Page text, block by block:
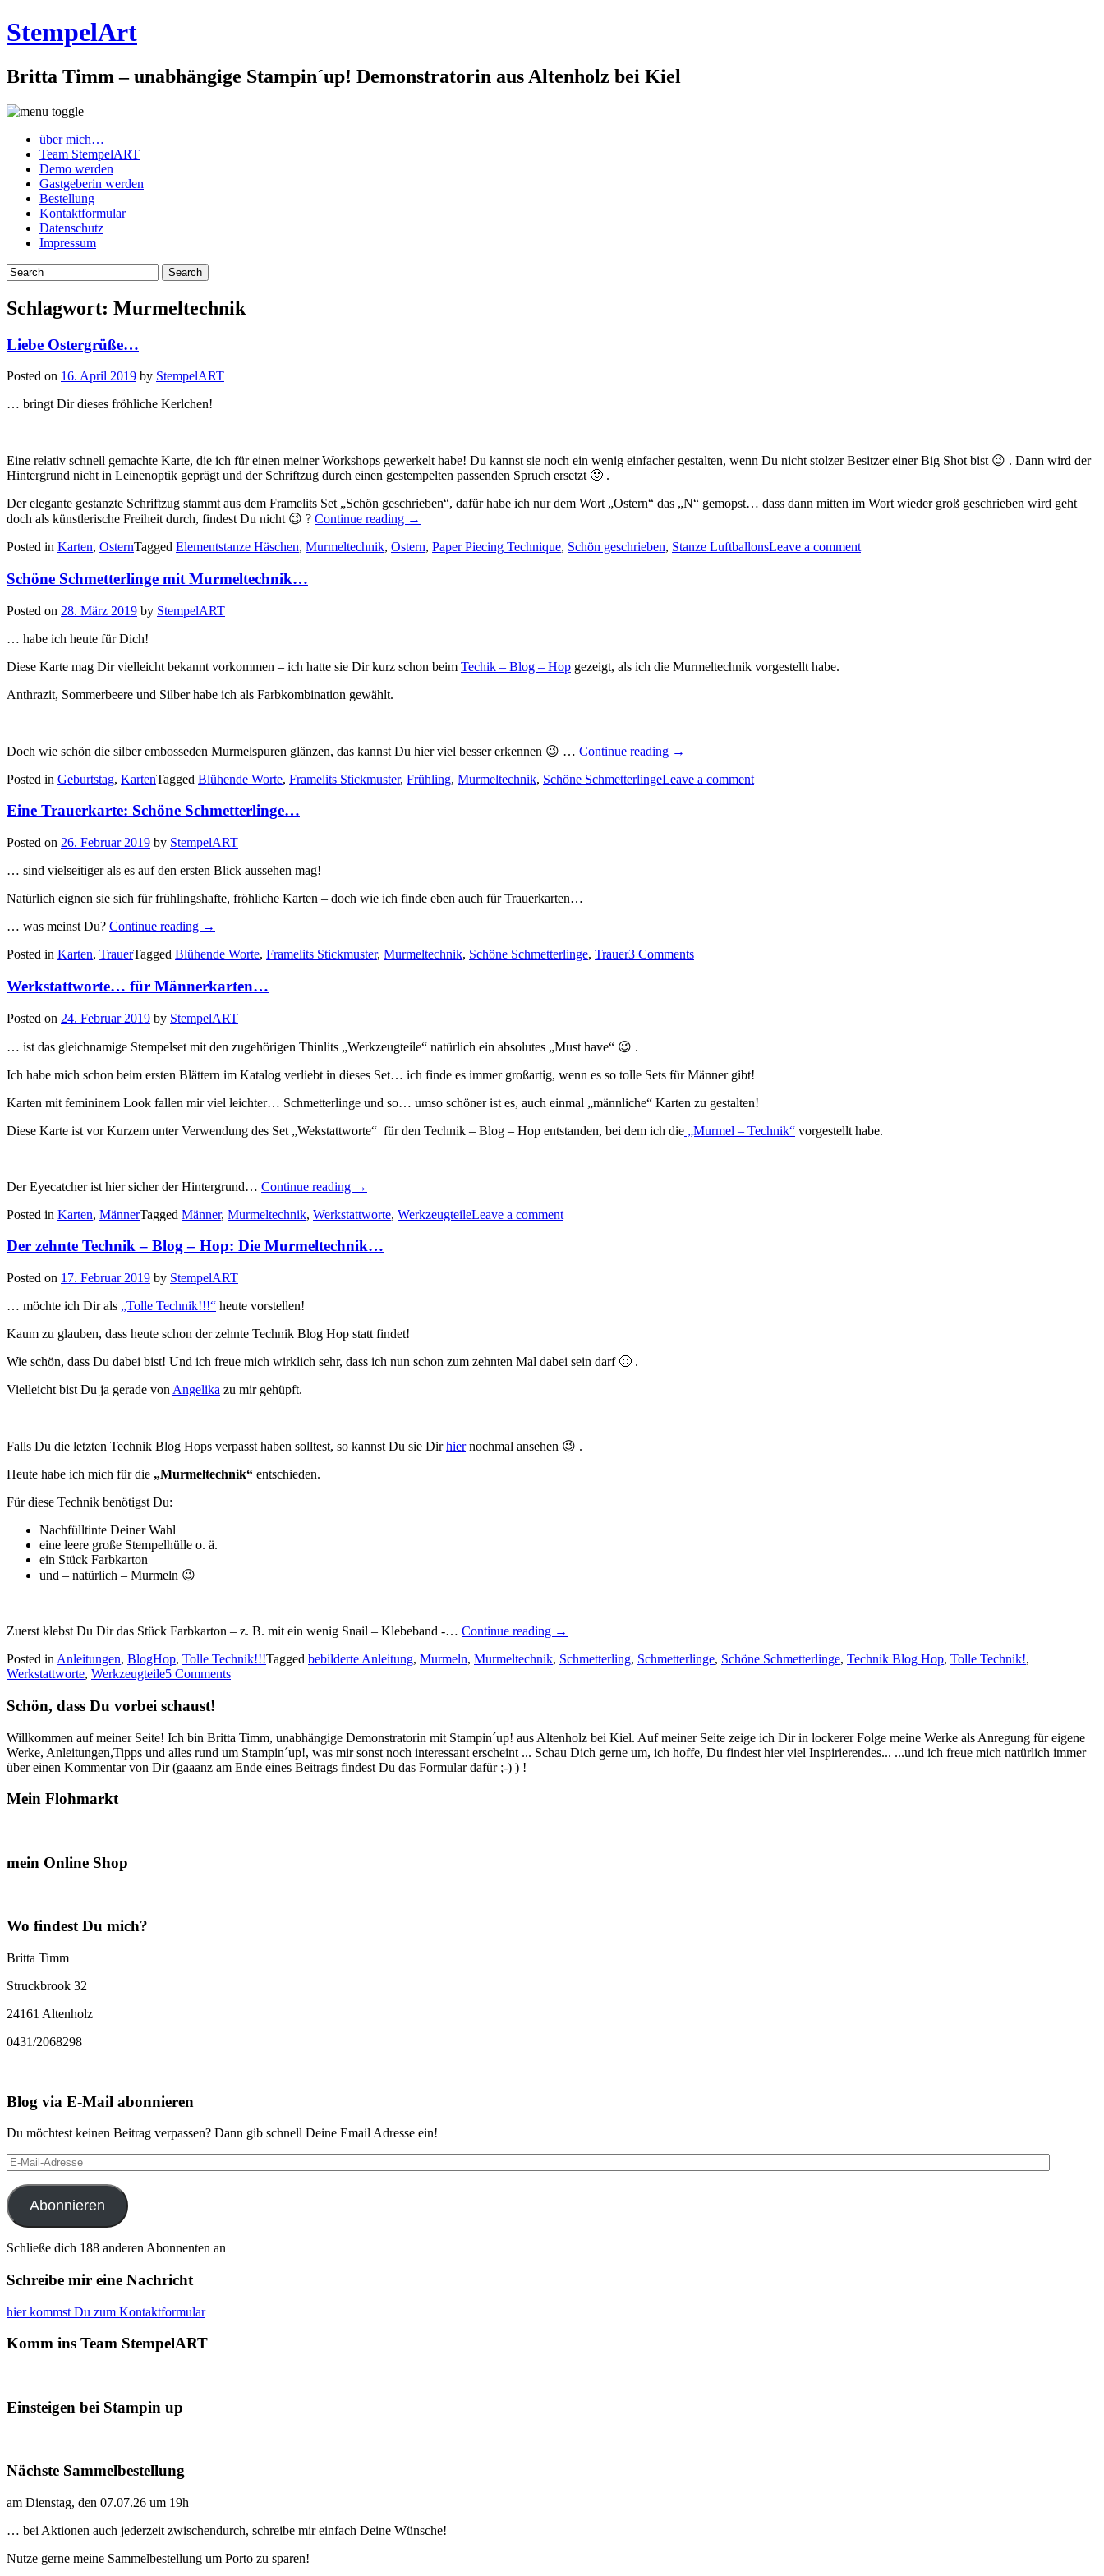
StempelArt
Britta Timm – unabhängige Stampin´up! Demonstratorin aus Altenholz bei Kiel
über mich…
Team StempelART
Demo werden
Gastgeberin werden
Bestellung
Kontaktformular
Datenschutz
Impressum
Schlagwort: Murmeltechnik
Liebe Ostergrüße…
Posted on 16. April 2019 by StempelART
… bringt Dir dieses fröhliche Kerlchen!
Eine relativ schnell gemachte Karte, die ich für einen meiner Workshops gewerkelt habe! Du kannst sie noch ein wenig einfacher gestalten, wenn Du nicht stolzer Besitzer einer Big Shot bist 😉 . Dann wird der
Hintergrund nicht in Leinenoptik geprägt und der Schriftzug durch einen gestempelten passenden Spruch ersetzt 🙂 .
Der elegante gestanzte Schriftzug stammt aus dem Framelits Set „Schön geschrieben“, dafür habe ich nur dem Wort „Ostern“ das „N“ gemopst… dass dann mitten im Wort wieder groß geschrieben wird geht
doch als künstlerische Freiheit durch, findest Du nicht 😉 ? Continue reading
„Liebe
→
Posted in Karten, OsternTagged Elementstanze Häschen, Murmeltechnik, Ostern, Paper Piecing Technique, Schön geschrieben, Stanze LuftballonsLeave a comment
Schöne Schmetterlinge mit Murmeltechnik…
Posted on 28. März 2019 by StempelART
… habe ich heute für Dich!
Diese Karte mag Dir vielleicht bekannt vorkommen – ich hatte sie Dir kurz schon beim Techik – Blog – Hop gezeigt, als ich die Murmeltechnik vorgestellt habe.
Anthrazit, Sommerbeere und Silber habe ich als Farbkombination gewählt.
Doch wie schön die silber embosseden Murmelspuren glänzen, das kannst Du hier viel besser erkennen 😉 … Continue reading
„Schöne
mit
→
Posted in Geburtstag, KartenTagged Blühende Worte, Framelits Stickmuster, Frühling, Murmeltechnik, Schöne SchmetterlingeLeave a comment
Eine Trauerkarte: Schöne Schmetterlinge…
Posted on 26. Februar 2019 by StempelART
… sind vielseitiger als es auf den ersten Blick aussehen mag!
Natürlich eignen sie sich für frühlingshafte, fröhliche Karten – doch wie ich finde eben auch für Trauerkarten…
… was meinst Du? Continue reading „Eine
Schöne
→
Posted in Karten, TrauerTagged Blühende Worte, Framelits Stickmuster, Murmeltechnik, Schöne Schmetterlinge, Trauer3 Comments
Werkstattworte… für Männerkarten…
Posted on 24. Februar 2019 by StempelART
… ist das gleichnamige Stempelset mit den zugehörigen Thinlits „Werkzeugteile“ natürlich ein absolutes „Must have“ 😉 .
Ich habe mich schon beim ersten Blättern im Katalog verliebt in dieses Set… ich finde es immer großartig, wenn es so tolle Sets für Männer gibt!
Karten mit femininem Look fallen mir viel leichter… Schmetterlinge und so… umso schöner ist es, auch einmal „männliche“ Karten zu gestalten!
Diese Karte ist vor Kurzem unter Verwendung des Set „Wekstattworte“ für den Technik – Blog – Hop entstanden, bei dem ich die „Murmel – Technik“ vorgestellt habe.
Der Eyecatcher ist hier sicher der Hintergrund… Continue reading „Werkstattworte…
Männerkarten…“
→
Posted in Karten, MännerTagged Männer, Murmeltechnik, Werkstattworte, WerkzeugteileLeave a comment
Der zehnte Technik – Blog – Hop: Die Murmeltechnik…
Posted on 17. Februar 2019 by StempelART
… möchte ich Dir als „Tolle Technik!!!“ heute vorstellen!
Kaum zu glauben, dass heute schon der zehnte Technik Blog Hop statt findet!
Wie schön, dass Du dabei bist! Und ich freue mich wirklich sehr, dass ich nun schon zum zehnten Mal dabei sein darf 🙂 .
Vielleicht bist Du ja gerade von Angelika zu mir gehüpft.
Falls Du die letzten Technik Blog Hops verpasst haben solltest, so kannst Du sie Dirhiernochmal ansehen 😉 .
Heute habe ich mich für die „Murmeltechnik“ entschieden.
Für diese Technik benötigst Du:
Nachfülltinte Deiner Wahl
eine leere große Stempelhülle o. ä.
ein Stück Farbkarton
und – natürlich – Murmeln 😉
Zuerst klebst Du Dir das Stück Farbkarton – z. B. mit ein wenig Snail – Klebeband -… Continue reading „Der
Technik
Die
Murmeltechnik…“
→
Posted in Anleitungen, BlogHop, Tolle Technik!!!Tagged bebilderte Anleitung, Murmeln, Murmeltechnik, Schmetterling, Schmetterlinge, Schöne Schmetterlinge, Technik Blog Hop, Tolle Technik!,
Werkstattworte, Werkzeugteile5 Comments
Schön, dass Du vorbei schaust!
Willkommen auf meiner Seite! Ich bin Britta Timm, unabhängige Demonstratorin mit Stampin´up! aus Altenholz bei Kiel. Auf meiner Seite zeige ich Dir in lockerer Folge meine Werke als Anregung für eigene
Werke, Anleitungen,Tipps und alles rund um Stampin´up!, was mir sonst noch interessant erscheint ... Schau Dich gerne um, ich hoffe, Du findest hier viel Inspirierendes... ...und ich freue mich natürlich immer
über einen Kommentar von Dir (gaaanz am Ende eines Beitrags findest Du das Formular dafür ;-) ) !
Mein Flohmarkt
mein Online Shop
Wo findest Du mich?
Britta Timm
Struckbrook 32
24161 Altenholz
0431/2068298
Blog via E-Mail abonnieren
Du möchtest keinen Beitrag verpassen? Dann gib schnell Deine Email Adresse ein!
E-
Mail-
Adresse
Abonnieren
Schließe dich 188 anderen Abonnenten an
Schreibe mir eine Nachricht
hier kommst Du zum Kontaktformular
Komm ins Team StempelART
Einsteigen bei Stampin up
Nächste Sammelbestellung
am Dienstag, den 07.07.26 um 19h
… bei Aktionen auch jederzeit zwischendurch, schreibe mir einfach Deine Wünsche!
Nutze gerne meine Sammelbestellung um Porto zu sparen!